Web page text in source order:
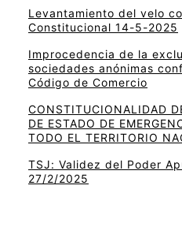
Levantamiento del velo
Constitucional 14-5-2025
Improcedencia de la
sociedades anónimas
Código de Comercio
CONSTITUCIONALIDAD
DE ESTADO DE
TODO EL TERRITORIO
TSJ: Validez del Poder
27/2/2025